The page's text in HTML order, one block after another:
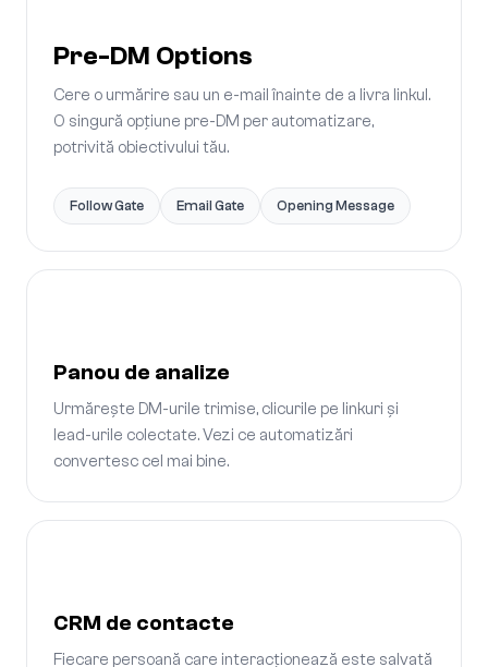
Pre-DM Options
Cere o urmărire sau un e-mail înainte de a livra linkul.
O singură opțiune pre-DM per automatizare,
potrivită obiectivului tău.
Follow Gate Email Gate Opening Message
Panou de analize
Urmărește DM-urile trimise, clicurile pe linkuri și
lead-urile colectate. Vezi ce automatizări
convertesc cel mai bine.
CRM de contacte
Fiecare persoană care interacționează este salvată